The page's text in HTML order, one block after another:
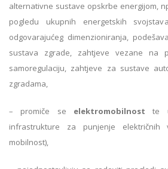
alternativne sustave opskrbe energijom,
pogledu ukupnih energetskih
odgovarajućeg dimenzioniranja,
sustava zgrade, zahtjeve vezane na
samoregulaciju, zahtjeve za sustave
zgradama,
– promiče se elektromobilnost te
infrastrukture za punjenje
mobilnost),